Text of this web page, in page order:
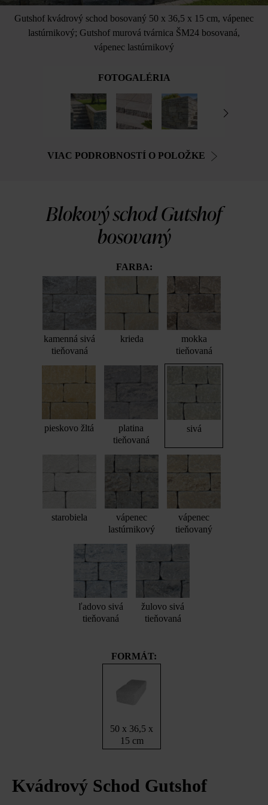
Gutshof kvádrový schod bosovaný 50 x 36,5 x 15 cm, vápenec
lastúrnikový; Gutshof murová tvárnica ŠM24 bosovaná,
vápenec lastúrnikový
FOTOGALÉRIA
VIAC PODROBNOSTÍ O POLOŽKE
Blokový schod Gutshof
bosovaný
FARBA:
kamenná sivá
tieňovaná
krieda
mokka
tieňovaná
pieskovo žltá
platina
tieňovaná
sivá
starobiela
vápenec
lastúrnikový
vápenec
tieňovaný
ľadovo sivá
tieňovaná
žulovo sivá
tieňovaná
FORMÁT:
50 x 36,5 x
15 cm
Kvádrový Schod Gutshof